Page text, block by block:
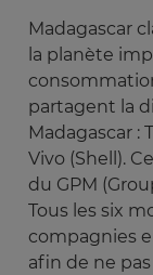
Madagascar
la planète
partagent la
Madagascar :
Vivo (Shell).
du GPM
Tous les six
compagnies
afin de ne